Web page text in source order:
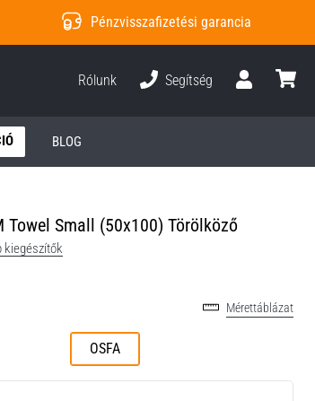
Pénzvisszafizetési garancia
Rólunk
Segítség
BLOG
Towel Small (50x100) Törölköző
kiegészítők
Mérettáblázat
OSFA